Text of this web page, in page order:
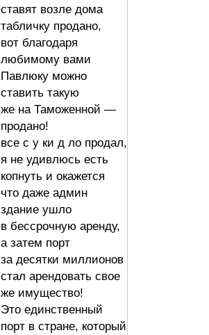
ставят возле дома
табличку продано,
вот благодаря
любимому вами
Павлюку можно
ставить такую
же на Таможенной —
продано!
все с у ки д ло продал,
я не удивлюсь есть
копнуть и окажется
что даже админ
здание ушло
в бессрочную аренду,
а затем порт
за десятки миллионов
стал арендовать свое
же имущество!
Это единственный
порт в стране, который